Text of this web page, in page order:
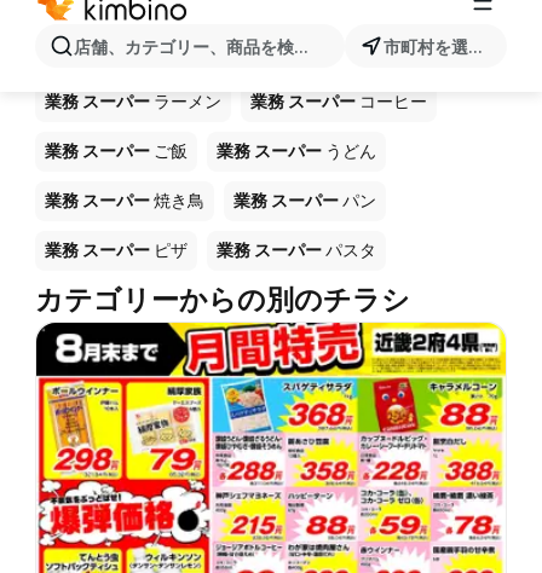
店舗、カテゴリー、商品を検索... 市町村を選択します
ショップ 業務 スーパー で販売中の
他製品
業務 スーパー ラーメン 業務 スーパー コーヒー
業務 スーパー ご飯 業務 スーパー うどん
業務 スーパー焼き鳥 業務 スーパーパン
業務 スーパー ピザ 業務 スーパーパスタ
カテゴリーからの別のチラシ